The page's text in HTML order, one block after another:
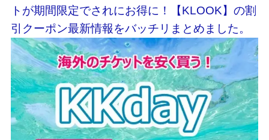
トが期間限定でされにお得に！【KLOOK】の割
引クーポン最新情報をバッチリまとめました。